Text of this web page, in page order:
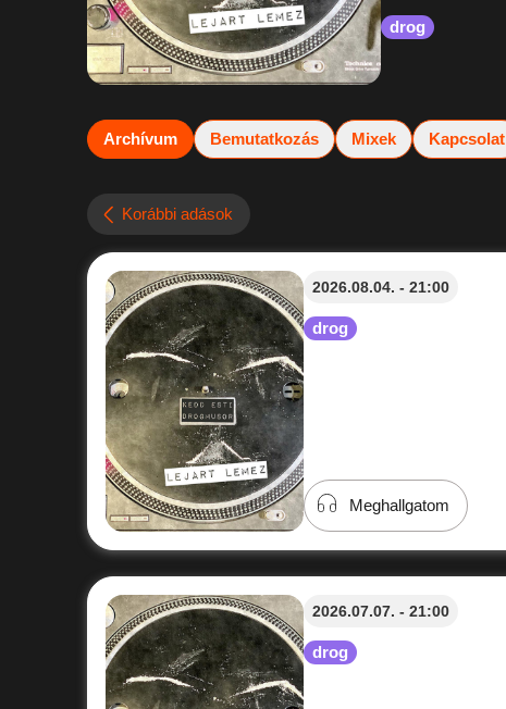
drog
Archívum Bemutatkozás Mixek Kapcsolat
Korábbi adások
2026.08.04. - 21:00
drog
Meghallgatom
2026.07.07. - 21:00
drog